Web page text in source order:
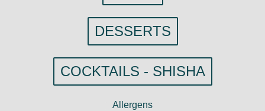
DESSERTS
COCKTAILS - SHISHA
Allergens